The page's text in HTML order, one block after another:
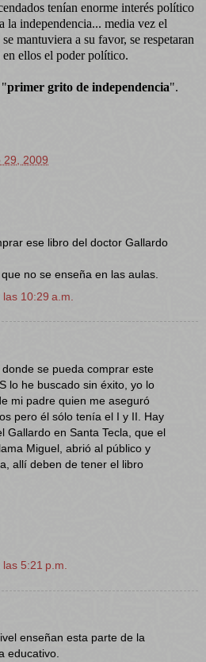
tenían enorme interés político
la independencia... media vez el
mantuviera a su favor, se respetaran
ellos el poder político.
"primer grito de independencia".
29, 2009
ese libro del doctor Gallardo
no se enseña en las aulas.
10:29 a.m.
se pueda comprar este
lo he buscado sin éxito, yo lo
mi padre quien me aseguró
pero él sólo tenía el I y II. Hay
Gallardo en Santa Tecla, que el
Miguel, abrió al público y
allí deben de tener el libro
5:21 p.m.
enseñan esta parte de la
educativo.